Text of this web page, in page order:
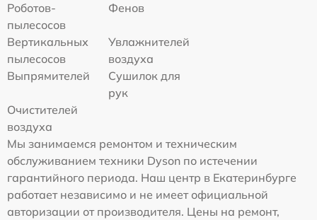
Роботов-
пылесосов
Фенов
Вертикальных
пылесосов
Увлажнителей
воздуха
Выпрямителей
Сушилок для
рук
Очистителей
воздуха
Мы занимаемся ремонтом и техническим
обслуживанием техники Dyson по истечении
гарантийного периода. Наш центр в Екатеринбурге
работает независимо и не имеет официальной
авторизации от производителя. Цены на ремонт,